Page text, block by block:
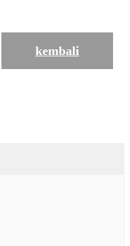
kembali